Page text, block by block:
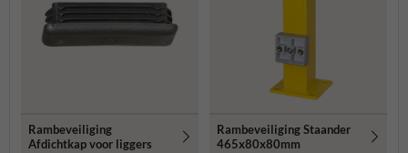
Rambeveiliging
Afdichtkap voor liggers
Rambeveiliging Staander
465x80x80mm